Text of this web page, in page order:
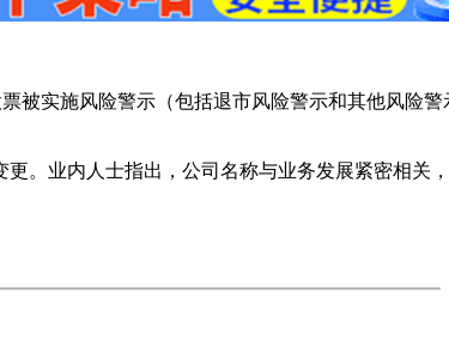
被实施风险警示（包括退市风险警示和其他风险
。业内人士指出，公司名称与业务发展紧密相关